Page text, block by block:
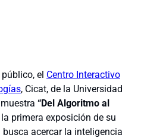
el Centro Interactivo
, Cicat, de la Universidad
“Del Algoritmo al
la primera exposición de su
acercar la inteligencia